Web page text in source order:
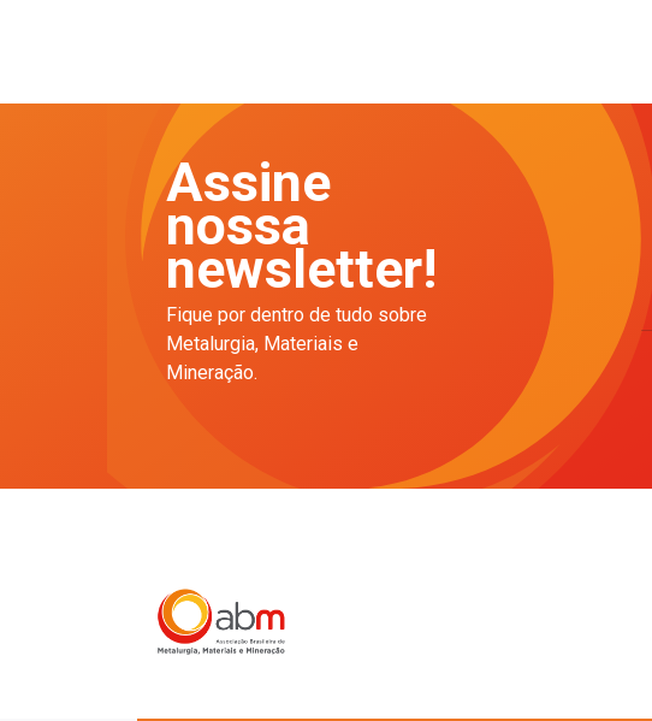
Assine
nossa
newsletter!
Fique por dentro de tudo sobre
Metalurgia, Materiais e
Mineração.